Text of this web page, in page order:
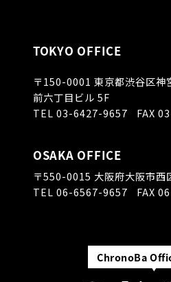
TOKYO OFFICE
〒150-0001 東京都渋谷区
前六丁目ビル 5F
TEL 03-6427-9657 FAX
OSAKA OFFICE
〒550-0015 大阪府大阪市
TEL 06-6567-9657 FAX